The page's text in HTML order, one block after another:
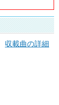
収載曲の詳細